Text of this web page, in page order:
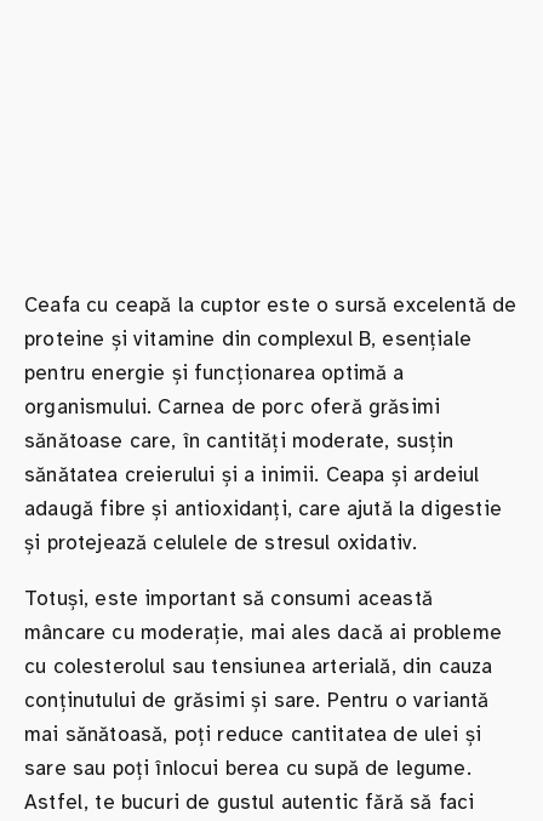
Ceafa cu ceapă la cuptor este o sursă excelentă de
proteine și vitamine din complexul B, esențiale
pentru energie și funcționarea optimă a
organismului. Carnea de porc oferă grăsimi
sănătoase care, în cantități moderate, susțin
sănătatea creierului și a inimii. Ceapa și ardeiul
adaugă fibre și antioxidanți, care ajută la digestie
și protejează celulele de stresul oxidativ.
Totuși, este important să consumi această
mâncare cu moderație, mai ales dacă ai probleme
cu colesterolul sau tensiunea arterială, din cauza
conținutului de grăsimi și sare. Pentru o variantă
mai sănătoasă, poți reduce cantitatea de ulei și
sare sau poți înlocui berea cu supă de legume.
Astfel, te bucuri de gustul autentic fără să faci